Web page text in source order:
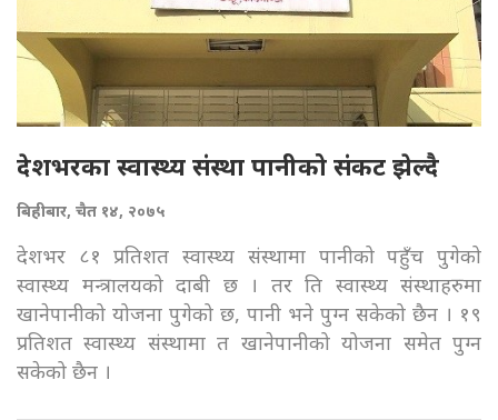
देशभरका स्वास्थ्य संस्था पानीको संकट झेल्दै
बिहीबार, चैत १४, २०७५
देशभर ८१ प्रतिशत स्वास्थ्य संस्थामा पानीको पहुँच पुगेको
स्वास्थ्य मन्त्रालयको दाबी छ । तर ति स्वास्थ्य संस्थाहरुमा
खानेपानीको योजना पुगेको छ, पानी भने पुग्न सकेको छैन । १९
प्रतिशत स्वास्थ्य संस्थामा त खानेपानीको योजना समेत पुग्न
सकेको छैन ।